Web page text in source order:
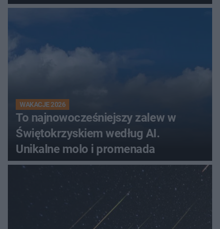
WAKACJE 2026
To najnowocześniejszy zalew w
Świętokrzyskiem według AI.
Unikalne molo i promenada